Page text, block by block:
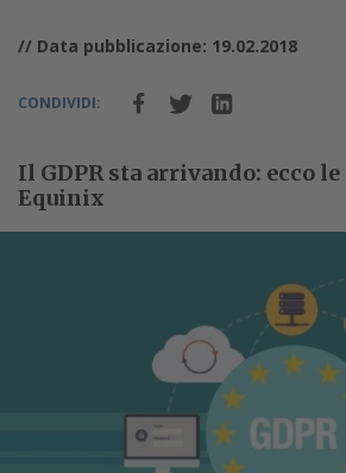
// Data pubblicazione: 19.02.2018
CONDIVIDI:
Il GDPR sta arrivando: ecco
Equinix